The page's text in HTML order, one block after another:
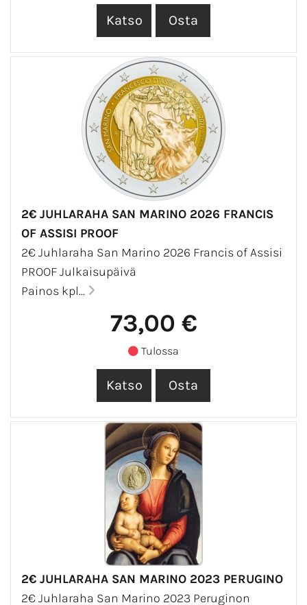
2€ JUHLARAHA SAN MARINO 2026 FRANCIS
OF ASSISI PROOF
2€ Juhlaraha San Marino 2026 Francis of Assisi
PROOF Julkaisupäivä
Painos kpl...
73,00 €
Tulossa
2€ JUHLARAHA SAN MARINO 2023 PERUGINO
2€ Juhlaraha San Marino 2023 Peruginon